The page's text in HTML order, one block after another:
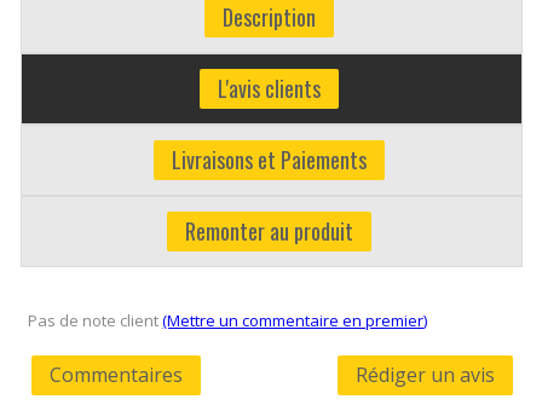
Description
L'avis clients
Livraisons et Paiements
Remonter au produit
Pas de note client(Mettre un commentaire en premier)
Commentaires Rédiger un avis